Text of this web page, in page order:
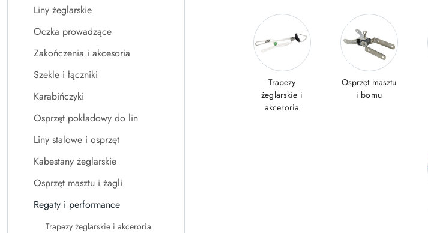
Liny żeglarskie
Oczka prowadzące
Zakończenia i akcesoria
Szekle i łączniki
Karabińczyki
Osprzęt pokładowy do lin
Liny stalowe i osprzęt
Kabestany żeglarskie
Osprzęt masztu i żagli
Regaty i performance
Trapezy żeglarskie i akceroria
Trapezy
żeglarskie i
akceroria
Osprzęt masztu
i bomu